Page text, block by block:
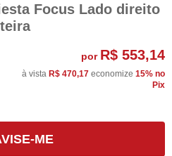
Focus Lado direito
por R$ 553,14
à vista R$ 470,17 economize 15% no
Pix
ME